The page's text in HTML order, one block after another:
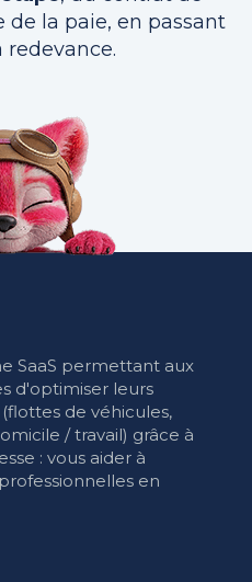
la paie, en passant
SaaS permettant aux
d'optimiser leurs
de véhicules,
/ travail) grâce à
: vous aider à
en